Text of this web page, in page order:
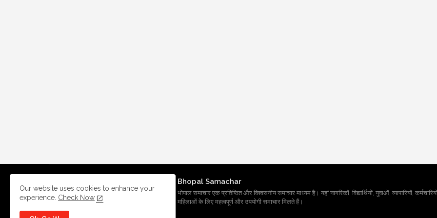
Bhopal Samachar
भोपाल समाचार एक प्रतिष्ठित और विश्वसनीय समाचार माध्यम है। यहां नागरिकों, विद्यार्थियों, युवाओं, व्यापारियों,
महिलाओं के लिए महत्वपूर्ण और उपयोगी समाचार मिलते हैं।
Our website uses cookies to enhance your
experience. Check Now